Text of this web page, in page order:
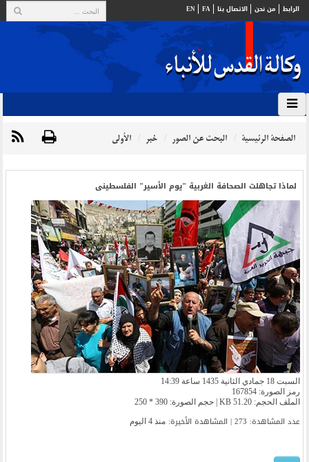
الرابط من نحن الاتصال بنا FA
EN
الصفحة الرئيسية البحث عن الصور خبر الأولي
لماذا تجاهلت الصحافة الغربیة "یوم الأسیر" الفلسطینی
السبت 18 جمادي الثانية 1435 ساعة 14:39
رمز الصورة: 167854
الملف الحجم: 51.20 KB | حجم الصورة: 390 * 250
عدد المشاهدة: 273 | المشاهدة الأخیرة: منذ 4 اليوم